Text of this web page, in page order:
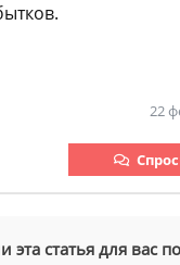
22
эта статья для вас